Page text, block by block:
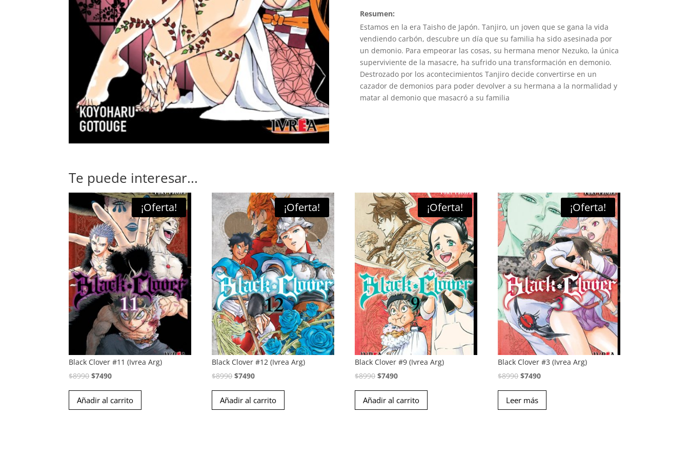
Resumen:
Estamos en la era Taisho de Japón. Tanjiro, un joven que se gana la vida
vendiendo carbón, descubre un día que su familia ha sido asesinada por
un demonio. Para empeorar las cosas, su hermana menor Nezuko, la única
superviviente de la masacre, ha sufrido una transformación en demonio.
Destrozado por los acontecimientos Tanjiro decide convertirse en un
cazador de demonios para poder devolver a su hermana a la normalidad y
matar al demonio que masacró a su familia
Te puede interesar...
¡Oferta!
Black Clover #11 (Ivrea Arg)
$8990El
precio
original
$7490El
precio
actual
Añadir al carrito
¡Oferta!
Black Clover #12 (Ivrea Arg)
$8990El
precio
original
$7490El
precio
actual
Añadir al carrito
¡Oferta!
Black Clover #9 (Ivrea Arg)
$8990El
precio
original
$7490El
precio
actual
Añadir al carrito
¡Oferta!
Black Clover #3 (Ivrea Arg)
$8990El
precio
original
$7490El
precio
Leer más